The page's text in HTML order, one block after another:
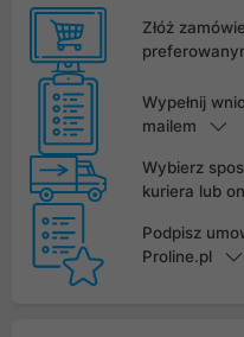
Złóż
Wypełnij
mailem
Wybierz
kuriera lub
Podpisz
Proline.pl